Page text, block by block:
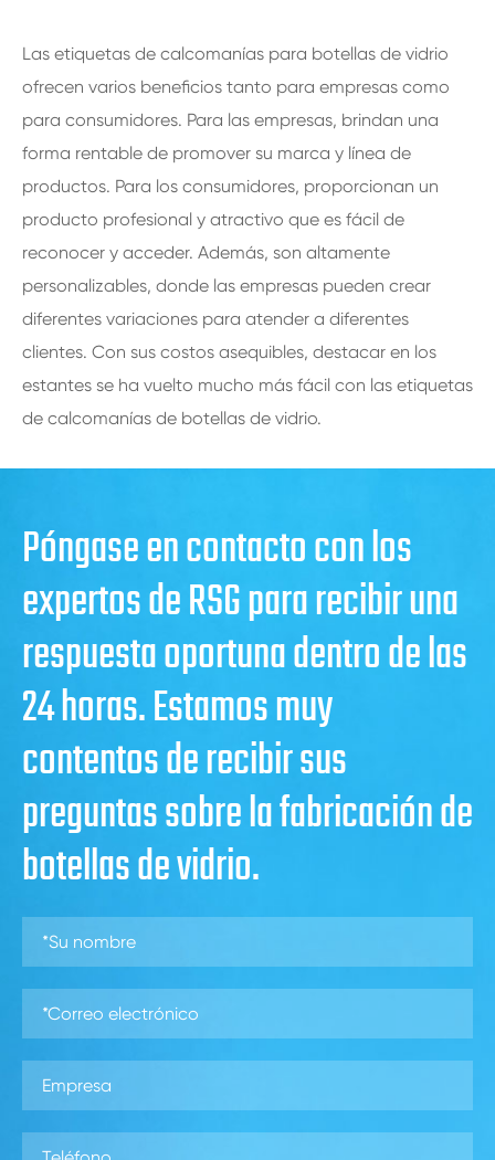
Las etiquetas de calcomanías para botellas de vidrio
ofrecen varios beneficios tanto para empresas como
para consumidores. Para las empresas, brindan una
forma rentable de promover su marca y línea de
productos. Para los consumidores, proporcionan un
producto profesional y atractivo que es fácil de
reconocer y acceder. Además, son altamente
personalizables, donde las empresas pueden crear
diferentes variaciones para atender a diferentes
clientes. Con sus costos asequibles, destacar en los
estantes se ha vuelto mucho más fácil con las etiquetas
de calcomanías de botellas de vidrio.
Póngase en contacto con los
expertos de RSG para recibir una
respuesta oportuna dentro de las
24 horas. Estamos muy
contentos de recibir sus
preguntas sobre la fabricación de
botellas de vidrio.